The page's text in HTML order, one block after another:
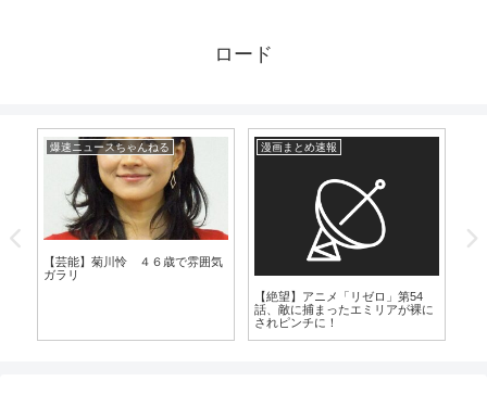
ロード
爆速ニュースちゃんねる
【芸能】菊川怜 ４６歳で雰囲気
ガラリ
漫画まとめ速報
【絶望】アニメ「リゼロ」第54
話、敵に捕まったエミリアが裸に
されピンチに！